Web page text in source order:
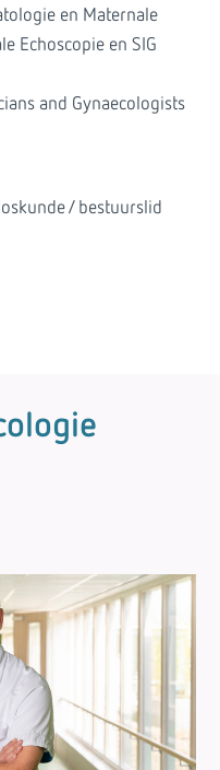
en Maternale
Echoscopie en SIG
and Gynaecologists
/ bestuurslid